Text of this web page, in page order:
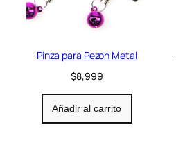
Pinza para Pezon Metal
$8,999
Añadir al carrito